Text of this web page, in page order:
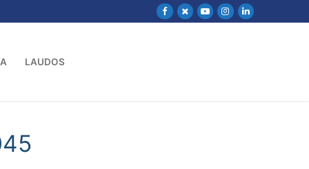
LAUDOS